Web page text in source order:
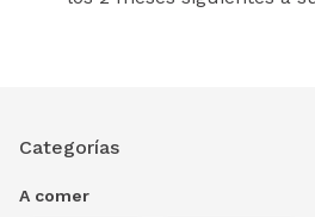
Categorías
A comer